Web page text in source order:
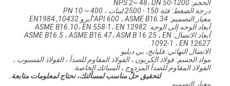
الحجم: NPS 2~ 48، DN 50-1200
درجة الضغط: فئة 150 - 2500 لبنات ، PN 10 ~ 400
معيار التصميم: API 600 ، ASME B16.34"أيزو 10432, EN1984.
أبعاد الوجه إلى الوجه: ASME B16.10، EN 558-1، EN 12982
أبعاد الاتصال: ASME B16.5 ، ASME B16.47، ASM B 16.25 ، EN
1092-1 ، EN 12627.
الاتصال النهائي: فليانج، بي دبليو
مواد الجسم: فولاذ الكربون ، الفولاذ المقاوم للصدأ ، الفولاذ المسبوب ،
الفولاذ المقاوم للصدأ المزدوج ، السبائك الخاصة.
لتحقيق حلّ مناسب لمسألتك، نحتاج لمعلومات متابعة.
معيار التصميم